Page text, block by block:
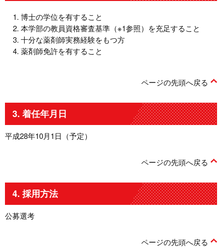
博士の学位を有すること
本学部の教員資格審査基準（※1参照）を充足すること
十分な薬剤師実務経験をもつ方
薬剤師免許を有すること
ページの先頭へ戻る
3. 着任年月日
平成28年10月1日（予定）
ページの先頭へ戻る
4. 採用方法
公募選考
ページの先頭へ戻る